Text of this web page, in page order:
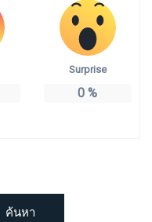
Surprise
0 %